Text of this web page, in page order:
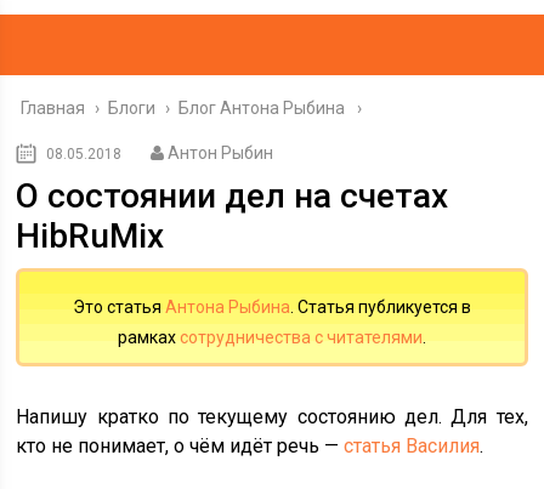
Главная › Блоги › Блог Антона Рыбина
08.05.2018 Антон Рыбин
О состоянии дел на счетах
HibRuMix
Это статья Антона Рыбина . Статья публикуется в
рамкахсотрудничества с читателями
Напишу кратко по текущему состоянию дел. Для тех,
кто не понимает, о чём идёт речь —статья Василия.